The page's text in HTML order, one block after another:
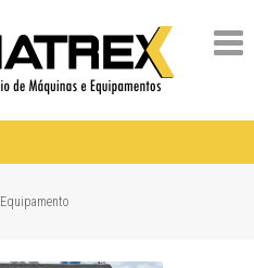
Equipamento